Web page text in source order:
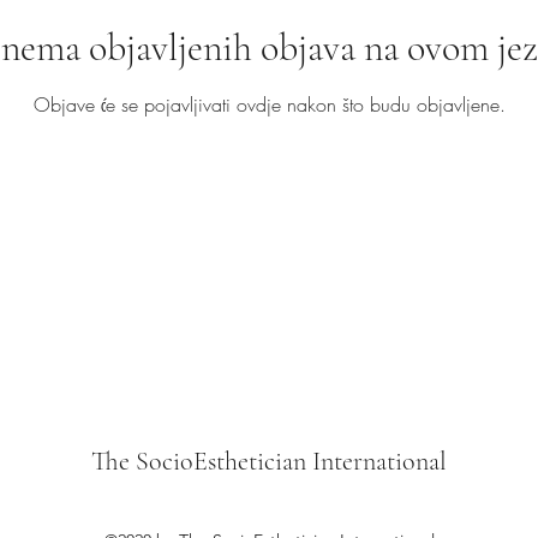
nema objavljenih objava na ovom
Objave će se pojavljivati ovdje nakon što budu objavljene.
The SocioEsthetician International